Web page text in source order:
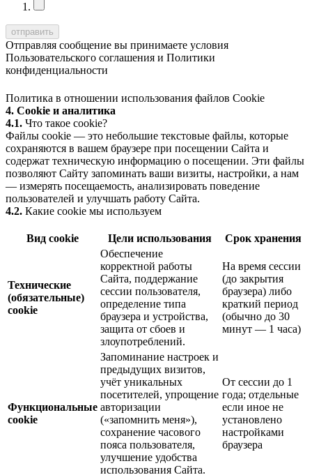
Отправляя сообщение вы принимаете условия
Пользовательского соглашения и Политики
конфиденциальности
Политика в отношении использования файлов Cookie
4. Cookie и аналитика
4.1. Что такое cookie?
Файлы cookie — это небольшие текстовые файлы, которые
сохраняются в вашем браузере при посещении Сайта и
содержат техническую информацию о посещении. Эти файлы
позволяют Сайту запоминать ваши визиты, настройки, а нам
— измерять посещаемость, анализировать поведение
пользователей и улучшать работу Сайта.
4.2. Какие cookie мы используем
Вид cookie Цели использования Срок хранения
Технические
(обязательные)
cookie
Обеспечение
корректной работы
Сайта, поддержание
сессии пользователя,
определение типа
браузера и устройства,
защита от сбоев и
злоупотреблений.
На время сессии
(до закрытия
браузера) либо
краткий период
(обычно до 30
минут — 1 часа)
Функциональные
cookie
Запоминание настроек и
предыдущих визитов,
учёт уникальных
посетителей, упрощение
авторизации
(«запомнить меня»),
сохранение часового
пояса пользователя,
улучшение удобства
использования Сайта.
От сессии до 1
года; отдельные
если иное не
установлено
настройками
браузера